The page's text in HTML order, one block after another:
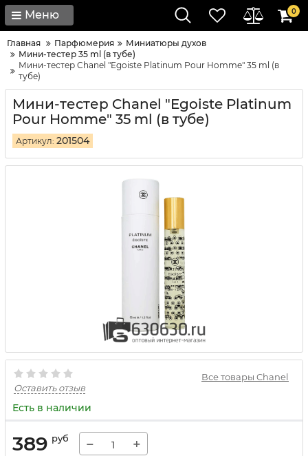
Меню 0
Главная Парфюмерия
Миниатюры духов
Мини-тестер 35 ml (в тубе)
Мини-тестер Chanel "Egoiste Platinum Pour Homme" 35 ml (в
тубе)
Мини-тестер Chanel "Egoiste Platinum
Pour Homme" 35 ml (в тубе)
Артикул: 201504
Все товары Chanel
Оставить отзыв
Есть в наличии
389 руб − +